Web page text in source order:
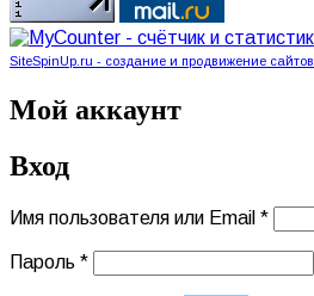
SiteSpinUp.ru - создание и продвижение сайтов
Мой аккаунт
Вход
Имя пользователя или Email *
Пароль *